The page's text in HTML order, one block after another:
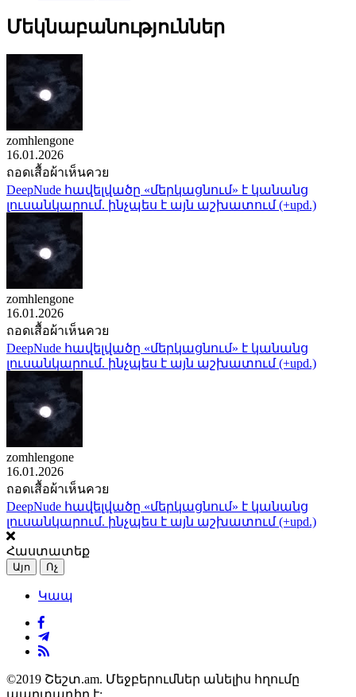
Մեկնաբանություններ
zomhlengone
16.01.2026
ถอดเสื้อผ้าเห็นควย
DeepNude հավելվածը «մերկացնում» է կանանց
լուսանկարում. ինչպես է այն աշխատում (+upd.)
zomhlengone
16.01.2026
ถอดเสื้อผ้าเห็นควย
DeepNude հավելվածը «մերկացնում» է կանանց
լուսանկարում. ինչպես է այն աշխատում (+upd.)
zomhlengone
16.01.2026
ถอดเสื้อผ้าเห็นควย
DeepNude հավելվածը «մերկացնում» է կանանց
լուսանկարում. ինչպես է այն աշխատում (+upd.)
Հաստատեք
Այո Ոչ
Կապ
©2019 Շեշտ.am. Մեջբերումներ անելիս հղումը
պարտադիր է: